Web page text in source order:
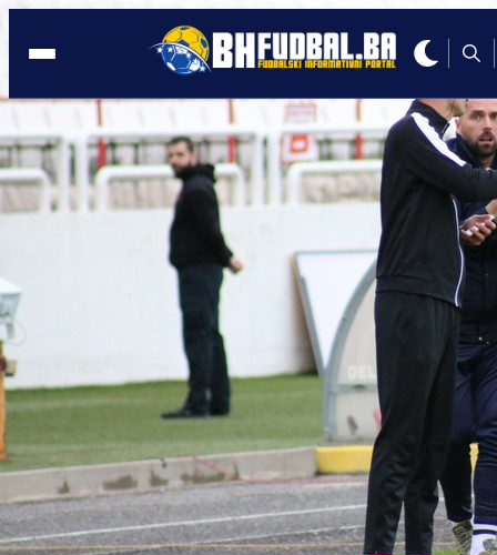
Husref Musemić održao konferenciju
pred važne utakmice: Meni motivi nisu
potrebni
Autor:
Redakcija
12:48, 15.08.2025